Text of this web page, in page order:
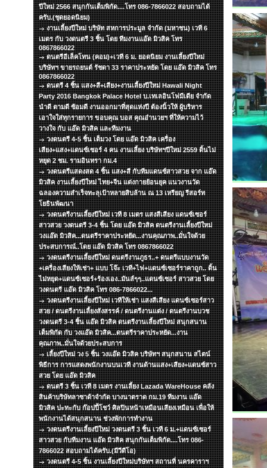
ปีใหม่ 2566 สนุกกันเต็มพิกัด....โทร 086-7866022 สอบถามได้
ครับ.(ชุดยอดนิยม)
งานเลี้ยงปีใหม่ บริษัท สหการประมูล จำกัด (มหาชน) เวที 6
เมตร กับ วงดนตรี 3 ชิ้น โดย ทีมงานแอ๊ด มิวสิค โทร
0867866022
ดนตรีอีเล็คโทน (คอม)+เวที 6 ม. ยอดนิยม งานเลี้ยงปีใหม่
บริษัทฯ ขายรถยนต์ รัชดา 33 ราคาประหยัด โดย แอ๊ด มิวสิค โทร
0867866022
ดนตรี 4 ชิ้น แสง+สี+เสียง+งานเลี้ยงปีใหม่ Hawali Night
Party 2016 Bangkok Palace Hotel บ.เทเลอินโฟมีเดีย จำกัด
นำดี ตามดี ซ้อมดี งานออกมาที่สุดแห่งปี ต้องนิ้วให้ ผู้บริหาร
เอาใจใส่ทุกรายการ ขอบคุณ บอส คุณอำนวยฯ ที่ให้ความไว้
วางใจ กับ แอ๊ด มิวสิค และทีมงาน
วงดนตรี 4-5 ชิ้น เต็มวง โดย แอ๊ด มิวสิค เครื่อง
เสียง+แสง+แดนซ์เซอร์ 4 คน งานเลี้ยง บริษัทฯปีใหม่ 2559 ดิ้นไม่
หยุด 2 ชม. รามอินทรา กม.4
วงดนตรีแสดงสด 4 ชิ้น แสง+สี กับทีมแดนซ์สาวสวย จาก แอ๊ด
มิวสิค งานเลี้ยงปีใหม่ ไทย+จีน แต่งกายย้อนยุค แนวงานวัด
ฉลองความสำเร็จทะลุเป้าหลายสิบล้าน ณ 13 เหรียญ รีสอร์ท
โยธินพัฒนา
วงดนตรีงานเลี้ยงปีใหม่ เวที 8 เมตร แสงสีเสียง แดนซ์เซอร์
สาวสวย วงดนตรี 3-4 ชิ้น โดย แอ๊ด มิวสิค ดนตรีงานเลี้ยงปีใหม่
วงแอ๊ด มิวสิค...ดนตรีราคาประหยัด...งานคุณภาพ..มั่นใจด้วย
ประสบการณ์..โดย แอ๊ด มิวสิค โทร 0867866022
วงดนตรีงานเลี้ยงปีใหม่ ดนตรีงานภูธร..+ ดนตรีแบบงานวัด
+เครื่องเสียงให้เช่า+ แบบ โจ๊ะ เวที+ไฟ+แดนซ์เซอร์ราคาถูก.. ดิ้น
ไม่หยุด+แดนซ์เซอร์+ร้องเอง..มันส์ๆๆ..แดนซ์เซอร์ สาวสวย โดย
วงดนตรี แอ๊ด มิวสิค โทร 086-7866022...
วงดนตรีงานเลี้ยงปีใหม่ เวทีให้เช่า แสงสีเสียง แดนซ์เซอร์สาว
สวย / ดนตรีงานเลี้ยงสังสรรค์ / ดนตรีงานแต่ง / ดนตรีงานบวช
วงดนตรี 3-4 ชิ้น แอ๊ด มิวสิค ดนตรีงานเลี้ยงปีใหม่ สนุกสนาน
เต็มพิกัด กับ วงแอ๊ด มิวสิค...ดนตรีราคาประหยัด...งาน
คุณภาพ..มั่นใจด้วยประสบการ
เลี้ยงปีใหม่ วง 5 ชิ้น วงแอ๊ด มิวสิค บริษัทฯ สนุกสนาน สไตน์
พิธีการ การแสดงพนักงานบนเวที งานด้านแสง+เสียง+แดนซ์สาว
สวย โดย แอ๊ด มิวสิค
ดนตรี 3 ชิ้น เวที 8 เมตร งานเลี้ยง Lazada WareHouse คลัง
สินค้าบริษัทลาซาด้าจำกัด บางนาตราด กม.19 ทีมงาน แอ๊ด
มิวสิค ปะทะกับ ก๊อปปี้โชว์ ศิลปินหน้าเหมือนเสียงเหมือน เพื่อให้
พนักงานได้สนุกสนาน ช่วงพักการทำงาน
วงดนตรีงานเลี้ยงปีใหม่ วงดนตรี 3 ชิ้น เวที 6 ม.+แดนซ์เซอร์
สาวสวย กับทีมงาน แอ๊ด มิวสิค สนุกกันเต็มพิกัด....โทร 086-
7866022 สอบถามได้ครับ.(มีวีดีโอ)
วงดนตรี 4-5 ชิ้น งานเลี้ยงปีใหม่บริษัทฯ สถานที่ นครคาราฯ